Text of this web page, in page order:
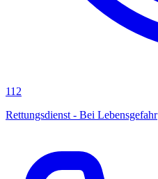
112
Rettungsdienst - Bei Lebensgefahr